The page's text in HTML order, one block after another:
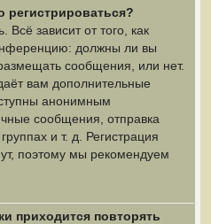
Всё зависит от того, как
должны ли вы
сообщения, или нет.
вам дополнительные
анонимным
сообщения, отправка
и т. д. Регистрация
поэтому мы рекомендуем
приходится повторять